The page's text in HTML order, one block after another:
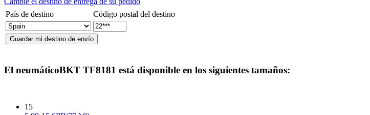
País de destino
Código postal del destino
El neumáticoBKT TF8181 está disponible en los siguientes tamaños:
15